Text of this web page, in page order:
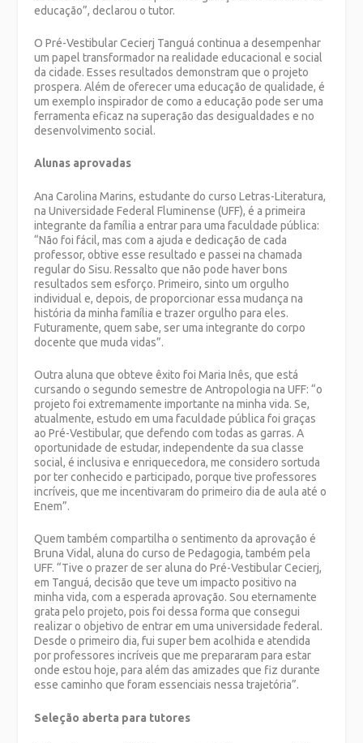
educação”, declarou o tutor.
O Pré-Vestibular Cecierj Tanguá continua a desempenhar
um papel transformador na realidade educacional e social
da cidade. Esses resultados demonstram que o projeto
prospera. Além de oferecer uma educação de qualidade, é
um exemplo inspirador de como a educação pode ser uma
ferramenta eficaz na superação das desigualdades e no
desenvolvimento social.
Alunas aprovadas
Ana Carolina Marins, estudante do curso Letras-Literatura,
na Universidade Federal Fluminense (UFF), é a primeira
integrante da família a entrar para uma faculdade pública:
“Não foi fácil, mas com a ajuda e dedicação de cada
professor, obtive esse resultado e passei na chamada
regular do Sisu. Ressalto que não pode haver bons
resultados sem esforço. Primeiro, sinto um orgulho
individual e, depois, de proporcionar essa mudança na
história da minha família e trazer orgulho para eles.
Futuramente, quem sabe, ser uma integrante do corpo
docente que muda vidas”.
Outra aluna que obteve êxito foi Maria Inês, que está
cursando o segundo semestre de Antropologia na UFF: “o
projeto foi extremamente importante na minha vida. Se,
atualmente, estudo em uma faculdade pública foi graças
ao Pré-Vestibular, que defendo com todas as garras. A
oportunidade de estudar, independente da sua classe
social, é inclusiva e enriquecedora, me considero sortuda
por ter conhecido e participado, porque tive professores
incríveis, que me incentivaram do primeiro dia de aula até o
Enem”.
Quem também compartilha o sentimento da aprovação é
Bruna Vidal, aluna do curso de Pedagogia, também pela
UFF. “Tive o prazer de ser aluna do Pré-Vestibular Cecierj,
em Tanguá, decisão que teve um impacto positivo na
minha vida, com a esperada aprovação. Sou eternamente
grata pelo projeto, pois foi dessa forma que consegui
realizar o objetivo de entrar em uma universidade federal.
Desde o primeiro dia, fui super bem acolhida e atendida
por professores incríveis que me prepararam para estar
onde estou hoje, para além das amizades que fiz durante
esse caminho que foram essenciais nessa trajetória”.
Seleção aberta para tutores